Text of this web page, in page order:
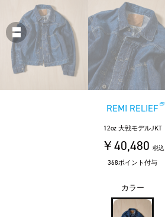
REMI RELIEF
12oz 大戦モデルJKT
￥40,480 税込
368ポイント付与
カラー